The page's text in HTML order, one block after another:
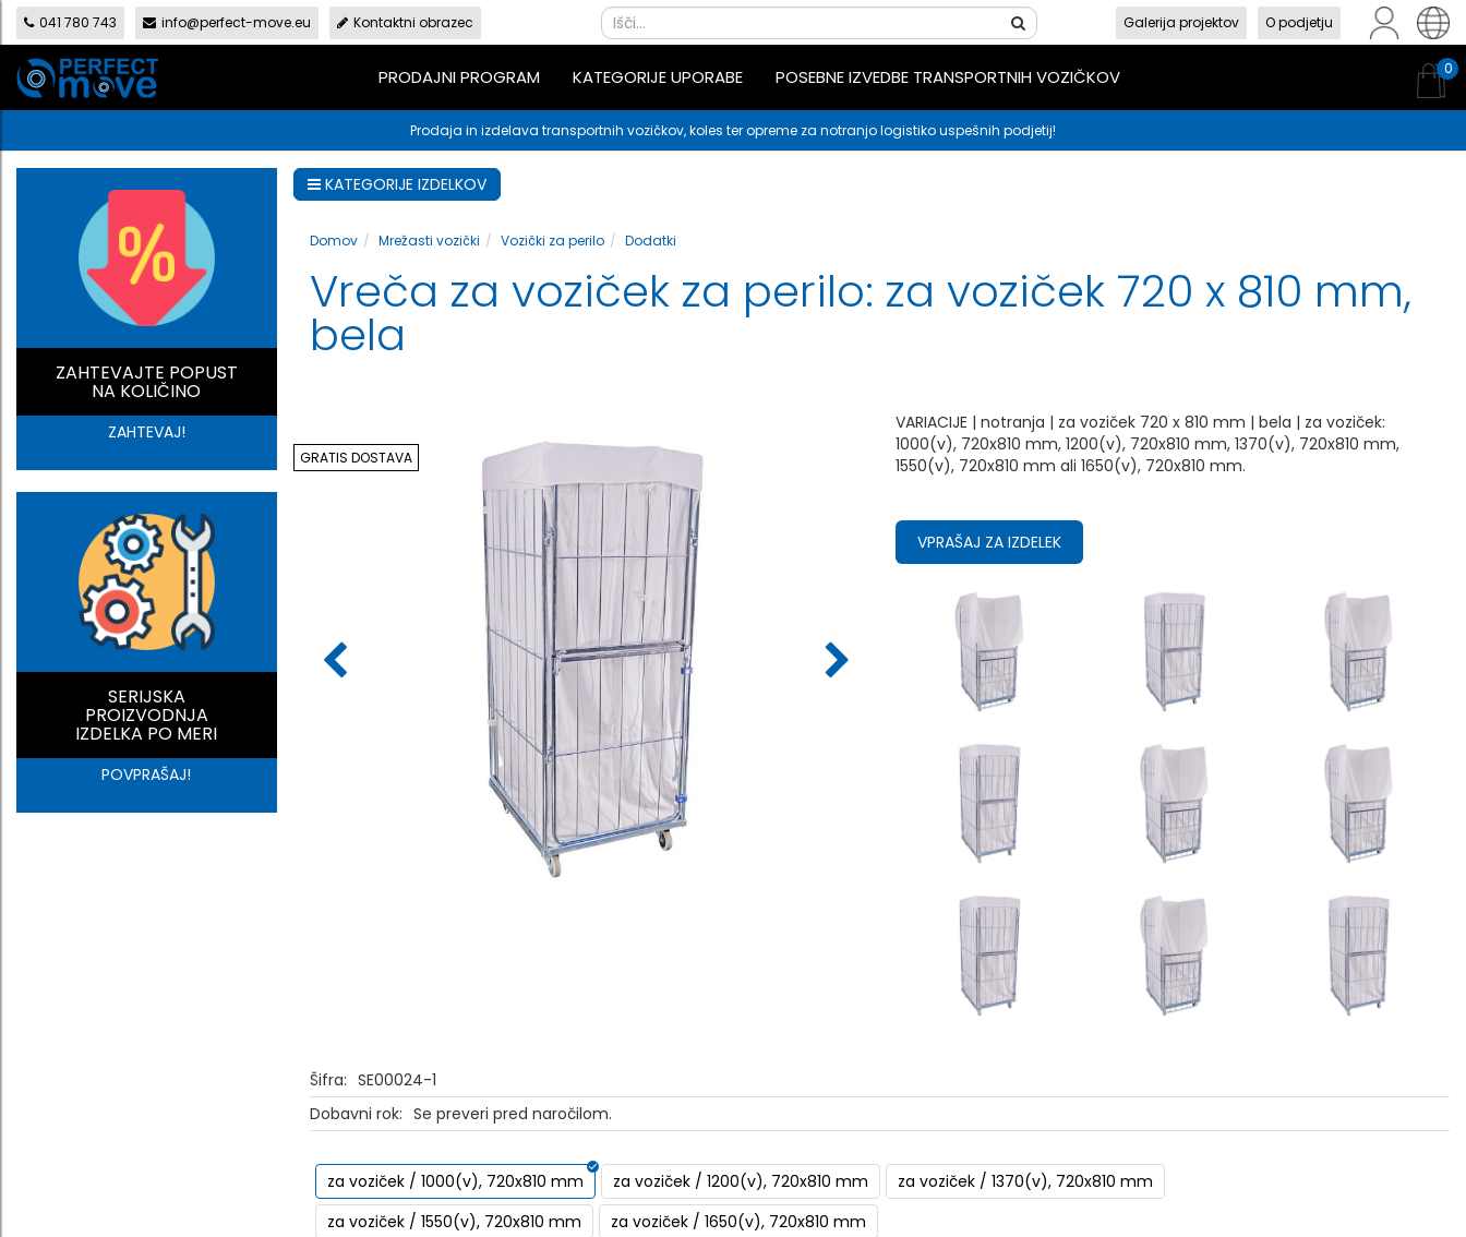
en
041 780 743 info@perfect-move.eu Kontaktni obrazec Galerija projektov O podjetju
PRODAJNI PROGRAM KATEGORIJE UPORABE POSEBNE IZVEDBE TRANSPORTNIH VOZIČKOV 0
Prodaja in izdelava transportnih vozičkov, koles ter opreme za notranjo logistiko uspešnih podjetij!
ZAHTEVAJTE POPUST
NA KOLIČINO
ZAHTEVAJ!
SERIJSKA
PROIZVODNJA
IZDELKA PO MERI
POVPRAŠAJ!
KATEGORIJE IZDELKOV
Domov Mrežasti vozički Vozički za perilo Dodatki
Vreča za voziček za perilo: za voziček 720 x 810 mm,
bela
GRATIS DOSTAVA
VARIACIJE | notranja | za voziček 720 x 810 mm | bela | za voziček:
1000(v), 720x810 mm, 1200(v), 720x810 mm, 1370(v), 720x810 mm,
1550(v), 720x810 mm ali 1650(v), 720x810 mm.
VPRAŠAJ ZA IZDELEK
Šifra: SE00024-1
Dobavni rok: Se preveri pred naročilom.
za voziček / 1000(v), 720x810 mm za voziček / 1200(v), 720x810 mm
za voziček / 1370(v), 720x810 mm
za voziček / 1550(v), 720x810 mm
za voziček / 1650(v), 720x810 mm